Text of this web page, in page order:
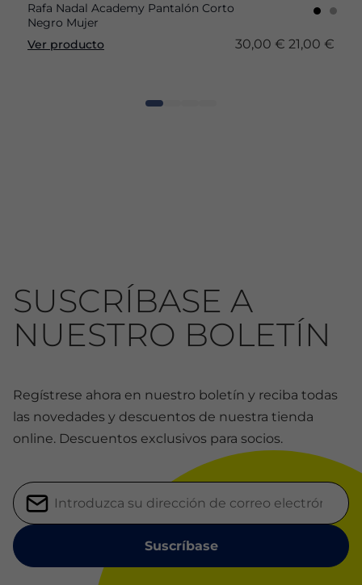
Rafa Nadal Academy Pantalón Corto
Negro Mujer
Ver producto
30,00 € 21,00 €
SUSCRÍBASE A
NUESTRO BOLETÍN
Regístrese ahora en nuestro boletín y reciba todas
las novedades y descuentos de nuestra tienda
online. Descuentos exclusivos para socios.